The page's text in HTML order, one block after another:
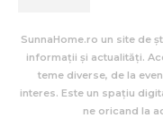
SunnaHome.ro un site de
informații și actualități.
teme diverse, de la
interes. Este un spațiu
ne oricand la